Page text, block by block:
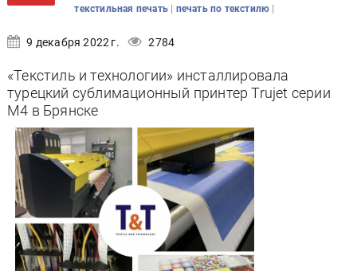
текстильная печать | печать по текстилю |
9 декабря 2022 г. 2784
«Текстиль и технологии» инсталлировала
турецкий сублимационный принтер Trujet серии
M4 в Брянске